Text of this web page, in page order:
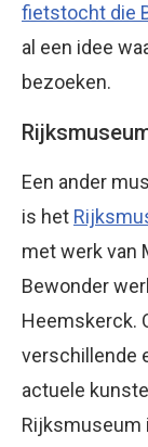
fietstocht die
al een idee
bezoeken.
Een ander
is het
met werk van
Bewonder
Heemskerck.
verschillende
actuele
Rijksmuseum